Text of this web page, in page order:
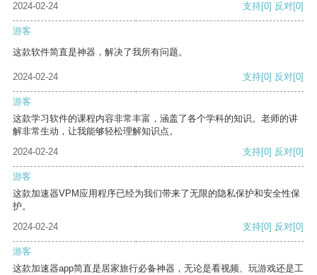
2024-02-24 支持[0] 反对[0]
游客
这款软件简直是神器，解决了我所有问题。
2024-02-24 支持[0] 反对[0]
游客
这款学习软件的课程内容非常丰富，涵盖了各个学科的知识。老师的讲
解非常生动，让我能够轻松理解知识点。
2024-02-24
支持[0] 反对[0]
游客
这款加速器VPM应用程序已经为我们带来了无限的隐私保护和安全性保
护。
2024-02-24
支持[0] 反对[0]
游客
这款加速器app简直是居家旅行必备神器，无论是看视频、玩游戏还是工